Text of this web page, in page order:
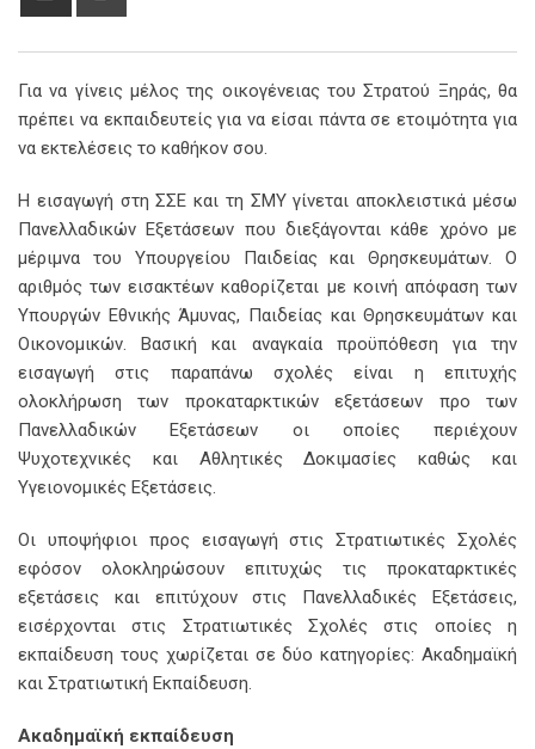
Για να γίνεις μέλος της οικογένειας του Στρατού Ξηράς, θα
πρέπει να εκπαιδευτείς για να είσαι πάντα σε ετοιμότητα για
να εκτελέσεις το καθήκον σου.
Η εισαγωγή στη ΣΣΕ και τη ΣΜΥ γίνεται αποκλειστικά μέσω
Πανελλαδικών Εξετάσεων που διεξάγονται κάθε χρόνο με
μέριμνα του Υπουργείου Παιδείας και Θρησκευμάτων. Ο
αριθμός των εισακτέων καθορίζεται με κοινή απόφαση των
Υπουργών Εθνικής Άμυνας, Παιδείας και Θρησκευμάτων και
Οικονομικών. Βασική και αναγκαία προϋπόθεση για την
εισαγωγή στις παραπάνω σχολές είναι η επιτυχής
ολοκλήρωση των προκαταρκτικών εξετάσεων προ των
Πανελλαδικών Εξετάσεων οι οποίες περιέχουν
Ψυχοτεχνικές και Αθλητικές Δοκιμασίες καθώς και
Υγειονομικές Εξετάσεις.
Οι υποψήφιοι προς εισαγωγή στις Στρατιωτικές Σχολές
εφόσον ολοκληρώσουν επιτυχώς τις προκαταρκτικές
εξετάσεις και επιτύχουν στις Πανελλαδικές Εξετάσεις,
εισέρχονται στις Στρατιωτικές Σχολές στις οποίες η
εκπαίδευση τους χωρίζεται σε δύο κατηγορίες: Ακαδημαϊκή
και Στρατιωτική Εκπαίδευση.
Ακαδημαϊκή εκπαίδευση